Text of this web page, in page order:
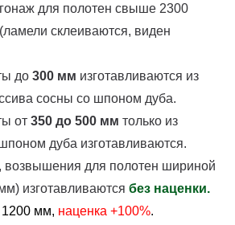
для полотен свыше 2300
(ламели склеиваются, виден
до 300 мм изготавливаются из
сосны со шпоном дуба.
от 350 до 500 мм только из
дуба изготавливаются.
возвышения для полотен шириной
изготавливаются без наценки.
мм, наценка +100%.